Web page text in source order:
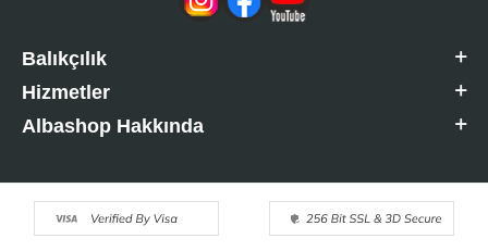
Balıkçılık
Hizmetler
Albashop Hakkında